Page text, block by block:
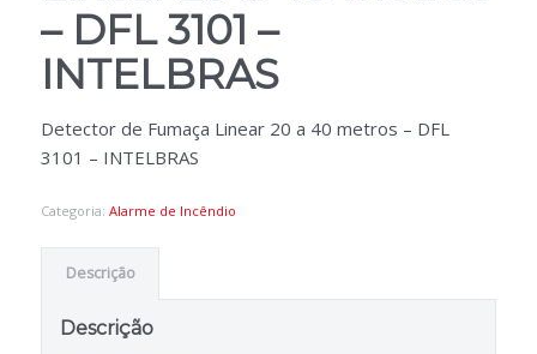
– DFL 3101 –
INTELBRAS
Detector de Fumaça Linear 20 a 40 metros – DFL
3101 – INTELBRAS
Categoria: Alarme de Incêndio
Descrição
Descrição